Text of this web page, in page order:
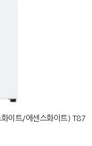
화이트/에센스화이트) T87